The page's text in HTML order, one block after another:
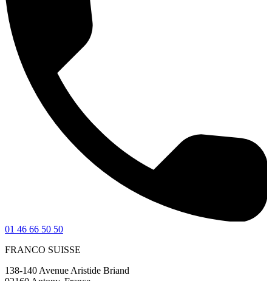
01 46 66 50 50
FRANCO SUISSE
138-140 Avenue Aristide Briand